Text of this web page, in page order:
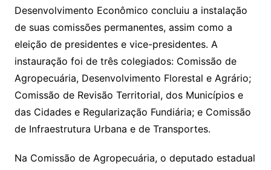
Li
n
k
A
p
p
a
m
dI
n
e
Cl
a
s
sr
o
m
s
a
g
e
o
k.
c
o
m
p
e
o
o
M
ai
l
a
d
s
l
e
Desenvolvimento Econômico concluiu a instalação
de suas comissões permanentes, assim como a
eleição de presidentes e vice-presidentes. A
instauração foi de três colegiados: Comissão de
Agropecuária, Desenvolvimento Florestal e Agrário;
Comissão de Revisão Territorial, dos Municípios e
das Cidades e Regularização Fundiária; e Comissão
de Infraestrutura Urbana e de Transportes.
Na Comissão de Agropecuária, o deputado estadual